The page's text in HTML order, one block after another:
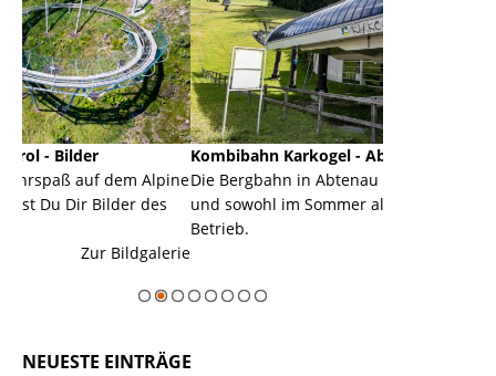
Alpine
des
Kombibahn Karkogel - Abtenau - Salzburg
Die Bergbahn in Abtenau ist eine Kombibahn
und sowohl im Sommer als auch im Winter in
NEUESTE EINTRÄGE